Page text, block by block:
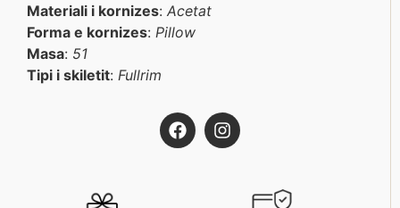
Materiali i kornizes: Acetat
Forma e kornizes: Pillow
Masa: 51
Tipi i skiletit: Fullrim